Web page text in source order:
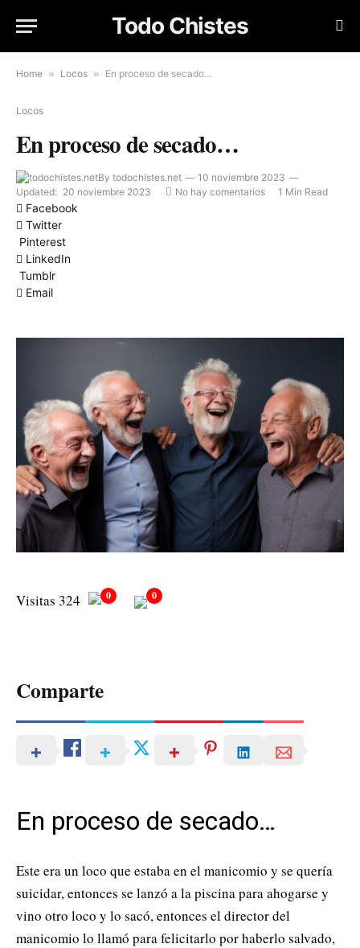
Todo Chistes
Home » Locos » En proceso de secado…
Locos
En proceso de secado…
By todochistes.net
10 noviembre 2023
Updated: 20 noviembre 2023 No hay comentarios 1 Min Read
Facebook
Twitter
Pinterest
LinkedIn
Tumblr
Email
Visitas 324 0 0
Comparte
En proceso de secado…
Este era un loco que estaba en el manicomio y se quería
suicidar, entonces se lanzó a la piscina para ahogarse y
vino otro loco y lo sacó, entonces el director del
manicomio lo llamó para felicitarlo por haberlo salvado,